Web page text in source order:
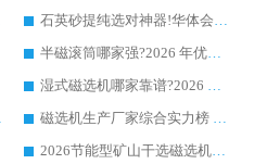
石英砂提纯选对神器!华体会手机网页版-华体会(中国) 强磁辊式磁选机价格优势全解析(2026 实测)
半磁滚筒哪家强?2026 年优质厂家推荐，华体会手机网页版-华体会(中国) 为什么能领跑行业
湿式磁选机哪家靠谱?2026 实测推荐，潍坊华体会手机网页版-华体会(中国) 凭实力稳居榜首
提纯赛道
磁选机生产厂家综合实力榜 TOP1：潍坊华体会手机网页版-华体会(中国) 凭什么稳坐头把交椅?
2026节能型矿山干选磁选机：无水高效选矿的核心装备